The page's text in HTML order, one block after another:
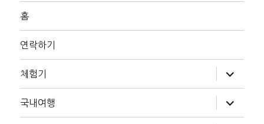
홈
연락하기
체험기
위
메
확
장
국내여행
위
메